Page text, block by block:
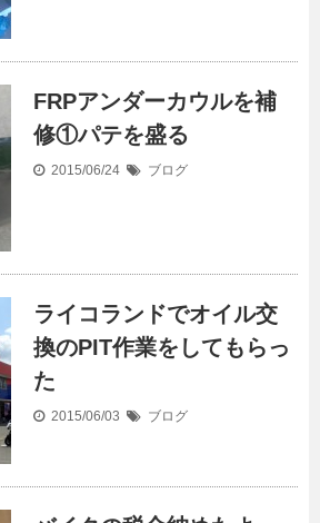
FRPアンダーカウルを補
修①パテを盛る
2015/06/24 ブログ
ライコランドでオイル交
換のPIT作業をしてもらっ
た
2015/06/03 ブログ